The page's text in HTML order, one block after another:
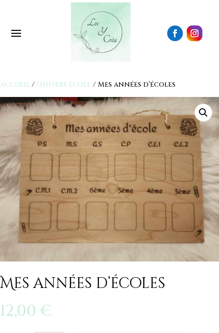
Accueil / Univers école / Mes années d’écoles
Mes années d’écoles
12,00 €